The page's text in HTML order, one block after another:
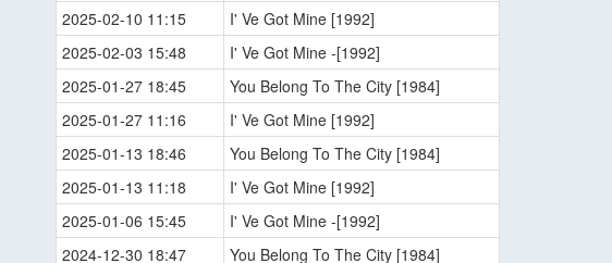
2025-02-10 11:15
I' Ve Got Mine [1992]
2025-02-03 15:48
I' Ve Got Mine -[1992]
2025-01-27 18:45
You Belong To The City [1984]
2025-01-27 11:16
I' Ve Got Mine [1992]
2025-01-13 18:46
You Belong To The City [1984]
2025-01-13 11:18
I' Ve Got Mine [1992]
2025-01-06 15:45
I' Ve Got Mine -[1992]
2024-12-30 18:47
You Belong To The City [1984]